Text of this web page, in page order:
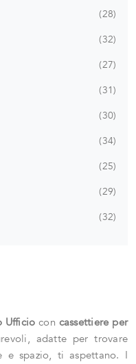
28
32
27
31
30
34
25
29
32
Ufficio con cassettiere per
adatte per trovare
e spazio, ti aspettano. I